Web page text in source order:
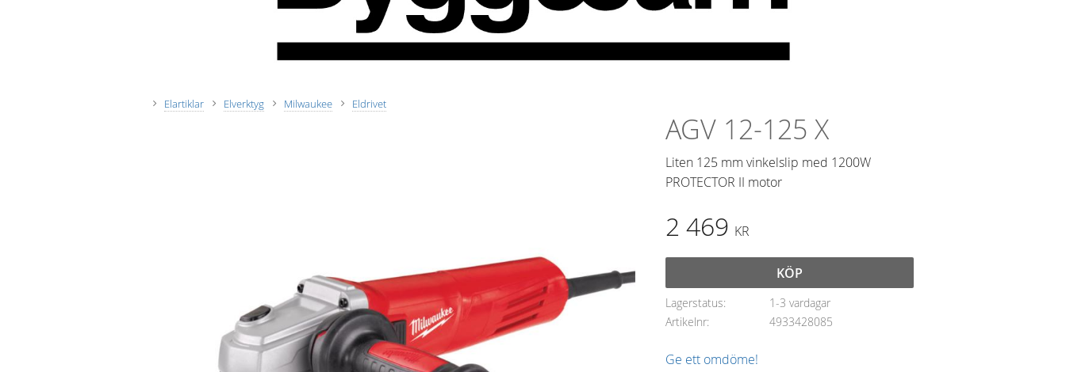
Elartiklar Elverktyg Milwaukee Eldrivet
AGV 12-125 X
Liten 125 mm vinkelslip med 1200W
PROTECTOR II motor
2 469 KR
KÖP
Lagerstatus
1-3 vardagar
Artikelnr
4933428085
Ge ett omdöme!